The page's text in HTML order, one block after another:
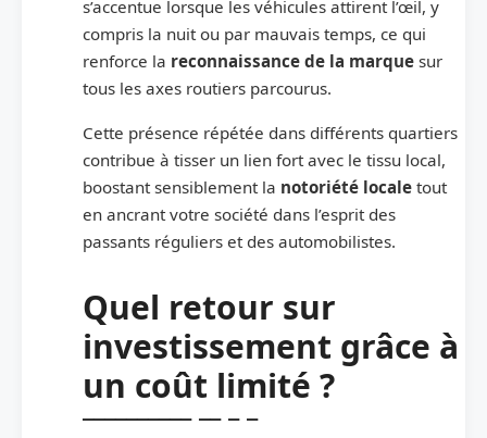
s’accentue lorsque les véhicules attirent l’œil, y
compris la nuit ou par mauvais temps, ce qui
renforce la reconnaissance de la marque sur
tous les axes routiers parcourus.
Cette présence répétée dans différents quartiers
contribue à tisser un lien fort avec le tissu local,
boostant sensiblement la notoriété locale tout
en ancrant votre société dans l’esprit des
passants réguliers et des automobilistes.
Quel retour sur
investissement grâce à
un coût limité ?